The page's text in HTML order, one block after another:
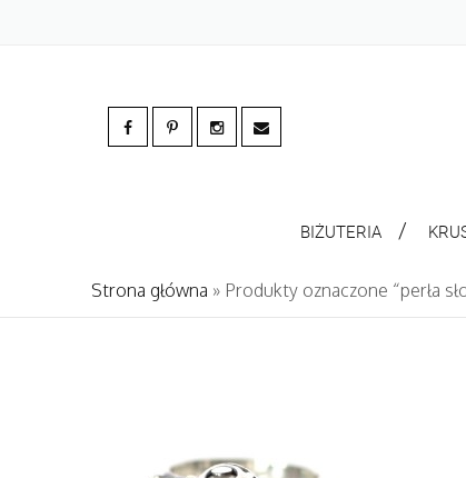
BIŻUTERIA
Strona główna » Produkty oznaczone “perła